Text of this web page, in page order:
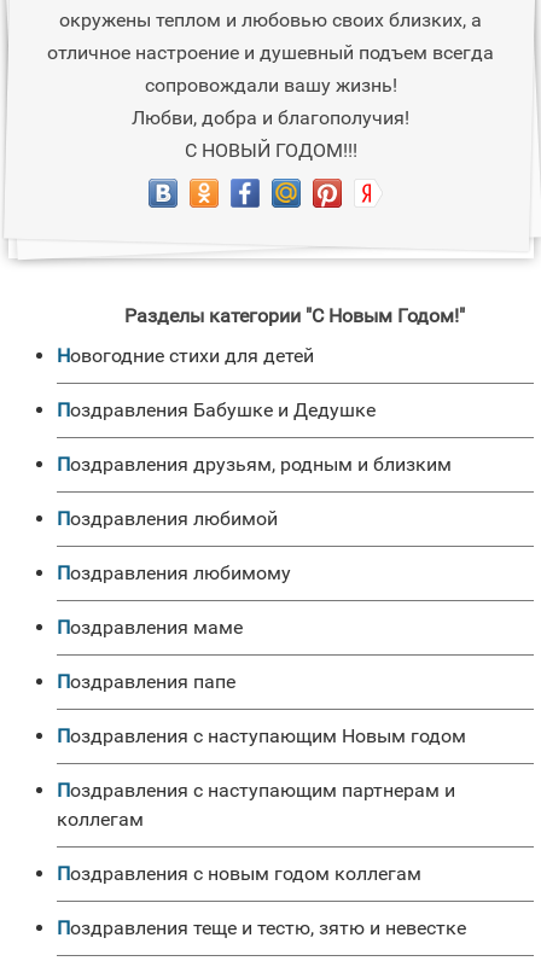
окружены теплом и любовью своих близких, а
отличное настроение и душевный подъем всегда
сопровождали вашу жизнь!
Любви, добра и благополучия!
С НОВЫЙ ГОДОМ!!!
Разделы категории "С Новым Годом!"
новогодние стихи для детей
Поздравления Бабушке и Дедушке
Поздравления друзьям, родным и близким
поздравления любимой
Поздравления любимому
Поздравления маме
поздравления папе
поздравления с наступающим Новым годом
поздравления с наступающим партнерам и
коллегам
поздравления с новым годом коллегам
Поздравления теще и тестю, зятю и невестке